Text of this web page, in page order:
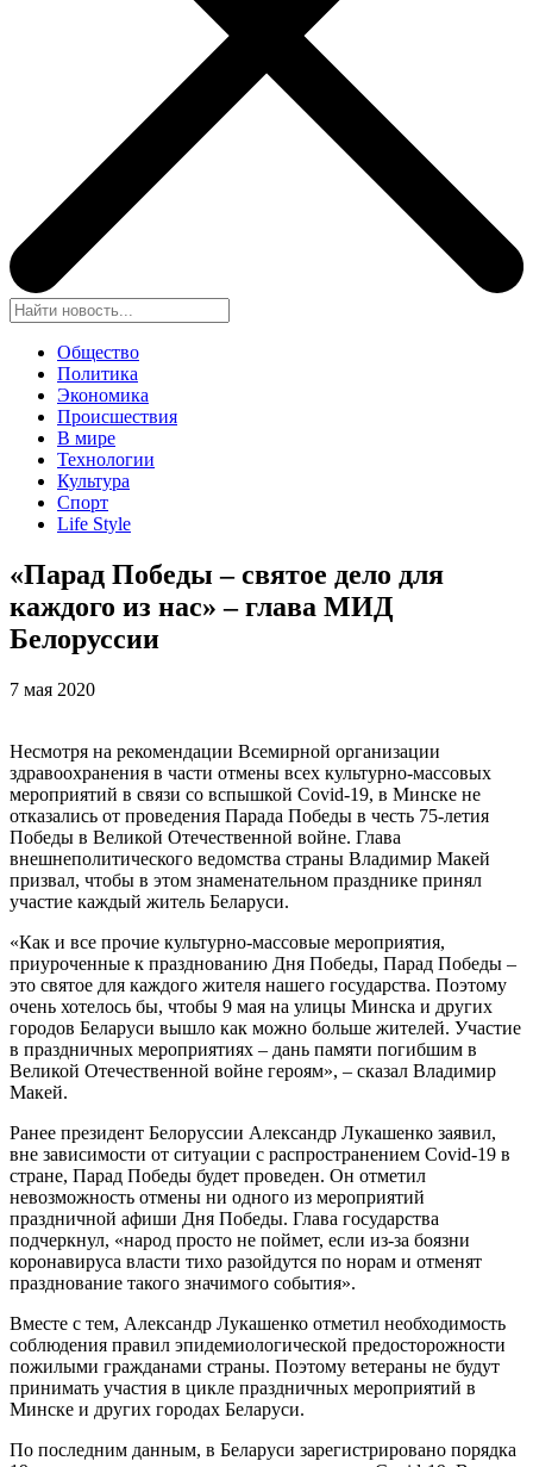
Общество
Политика
Экономика
Происшествия
В мире
Технологии
Культура
Спорт
Life Style
«Парад Победы – святое дело для
каждого из нас» – глава МИД
Белоруссии
7 мая 2020
Несмотря на рекомендации Всемирной организации
здравоохранения в части отмены всех культурно-массовых
мероприятий в связи со вспышкой Covid-19, в Минске не
отказались от проведения Парада Победы в честь 75-летия
Победы в Великой Отечественной войне. Глава
внешнеполитического ведомства страны Владимир Макей
призвал, чтобы в этом знаменательном празднике принял
участие каждый житель Беларуси.
«Как и все прочие культурно-массовые мероприятия,
приуроченные к празднованию Дня Победы, Парад Победы –
это святое для каждого жителя нашего государства. Поэтому
очень хотелось бы, чтобы 9 мая на улицы Минска и других
городов Беларуси вышло как можно больше жителей. Участие
в праздничных мероприятиях – дань памяти погибшим в
Великой Отечественной войне героям», – сказал Владимир
Макей.
Ранее президент Белоруссии Александр Лукашенко заявил,
вне зависимости от ситуации с распространением Covid-19 в
стране, Парад Победы будет проведен. Он отметил
невозможность отмены ни одного из мероприятий
праздничной афиши Дня Победы. Глава государства
подчеркнул, «народ просто не поймет, если из-за боязни
коронавируса власти тихо разойдутся по норам и отменят
празднование такого значимого события».
Вместе с тем, Александр Лукашенко отметил необходимость
соблюдения правил эпидемиологической предосторожности
пожилыми гражданами страны. Поэтому ветераны не будут
принимать участия в цикле праздничных мероприятий в
Минске и других городах Беларуси.
По последним данным, в Беларуси зарегистрировано порядка